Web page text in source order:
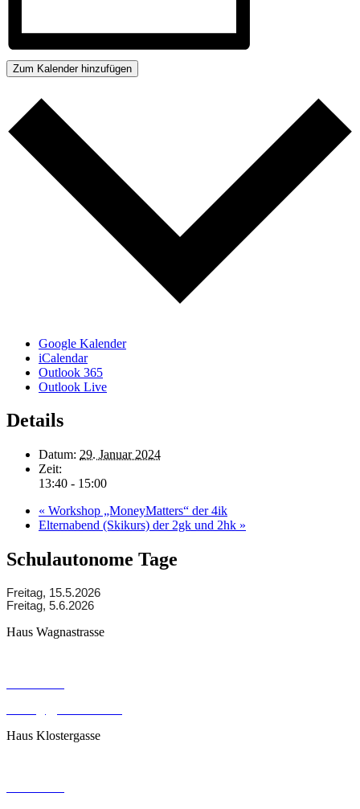
Zum Kalender hinzufügen
Google Kalender
iCalendar
Outlook 365
Outlook Live
Details
Datum: 29. Januar 2024
Zeit:
13:40 - 15:00
« Workshop „MoneyMatters“ der 4ik
Elternabend (Skikurs) der 2gk und 2hk »
Schulautonome Tage
Freitag, 15.5.2026
Freitag, 5.6.2026
Haus Wagnastrasse
Haus Klostergasse